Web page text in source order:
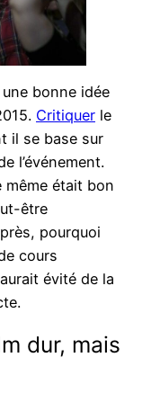
bonne idée
Critiquer le
il se base sur
l’événement.
même était bon
être
pourquoi
cours
évité de la
dur, mais